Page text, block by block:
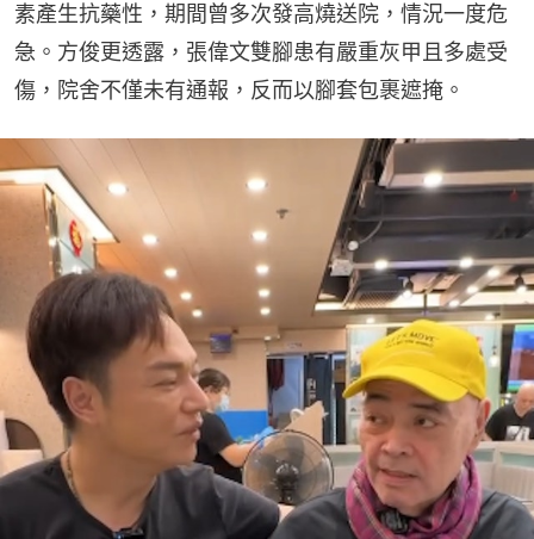
素產生抗藥性，期間曾多次發高燒送院，情況一度危
急。方俊更透露，張偉文雙腳患有嚴重灰甲且多處受
傷，院舍不僅未有通報，反而以腳套包裹遮掩。